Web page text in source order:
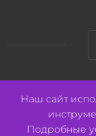
Наш сайт
Подробные